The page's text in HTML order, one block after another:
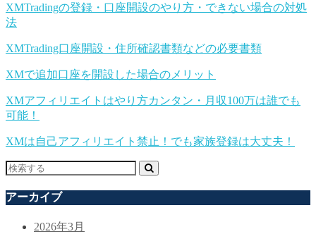
XMTradingの登録・口座開設のやり方・できない場合の対処
法
XMTrading口座開設・住所確認書類などの必要書類
XMで追加口座を開設した場合のメリット
XMアフィリエイトはやり方カンタン・月収100万は誰でも
可能！
XMは自己アフィリエイト禁止！でも家族登録は大丈夫！
アーカイブ
2026年3月